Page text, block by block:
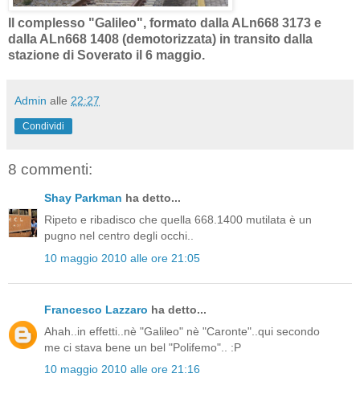
Il complesso "Galileo", formato dalla ALn668 3173 e
dalla ALn668 1408 (demotorizzata) in transito dalla
stazione di Soverato il 6 maggio.
Admin alle 22:27
Condividi
8 commenti:
Shay Parkman ha detto...
Ripeto e ribadisco che quella 668.1400 mutilata è un
pugno nel centro degli occhi..
10 maggio 2010 alle ore 21:05
Francesco Lazzaro ha detto...
Ahah..in effetti..nè "Galileo" nè "Caronte"..qui secondo
me ci stava bene un bel "Polifemo".. :P
10 maggio 2010 alle ore 21:16